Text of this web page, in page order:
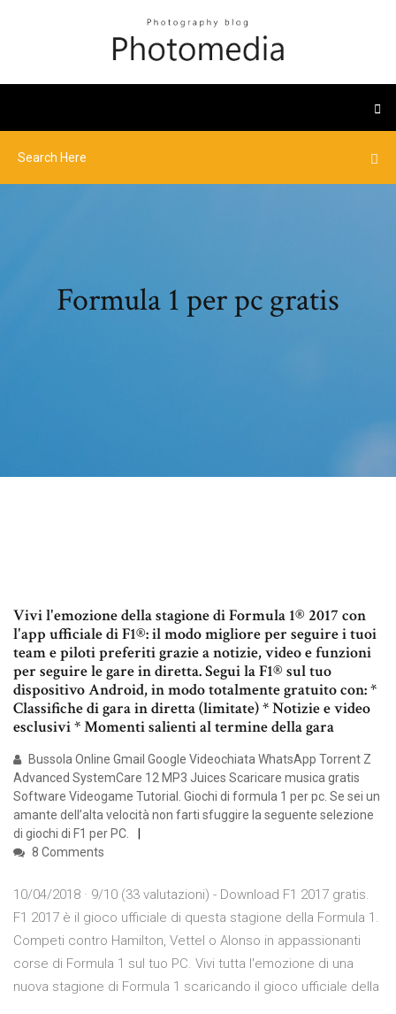
Formula 1 per pc gratis
Vivi l'emozione della stagione di Formula 1® 2017 con
l'app ufficiale di F1®: il modo migliore per seguire i tuoi
team e piloti preferiti grazie a notizie, video e funzioni
per seguire le gare in diretta. Segui la F1® sul tuo
dispositivo Android, in modo totalmente gratuito con: *
Classifiche di gara in diretta (limitate) * Notizie e video
esclusivi * Momenti salienti al termine della gara
Bussola Online Gmail Google Videochiata WhatsApp Torrent Z
Advanced SystemCare 12 MP3 Juices Scaricare musica gratis
Software Videogame Tutorial. Giochi di formula 1 per pc. Se sei un
amante dell’alta velocità non farti sfuggire la seguente selezione
di giochi di F1 per PC.
8 Comments
10/04/2018 · 9/10 (33 valutazioni) - Download F1 2017 gratis.
F1 2017 è il gioco ufficiale di questa stagione della Formula 1.
Competi contro Hamilton, Vettel o Alonso in appassionanti
corse di Formula 1 sul tuo PC. Vivi tutta l'emozione di una
nuova stagione di Formula 1 scaricando il gioco ufficiale della